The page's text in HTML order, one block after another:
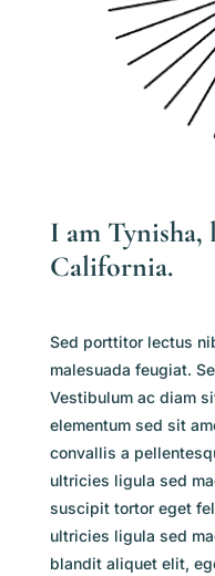
I am Tynisha,
California.
Sed porttitor lectus
malesuada feugiat.
Vestibulum ac diam
elementum sed sit
convallis a
ultricies ligula sed
suscipit tortor eget
ultricies ligula sed
blandit aliquet elit,